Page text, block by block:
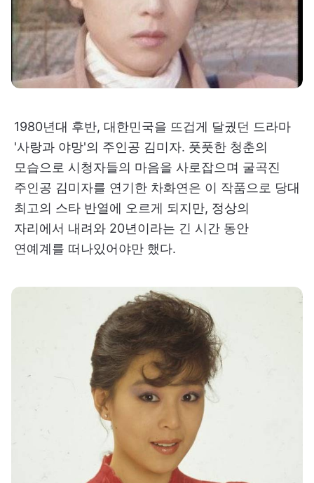
1980년대 후반, 대한민국을 뜨겁게 달궜던 드라마
'사랑과 야망'의 주인공 김미자. 풋풋한 청춘의
모습으로 시청자들의 마음을 사로잡으며 굴곡진
주인공 김미자를 연기한 차화연은 이 작품으로 당대
최고의 스타 반열에 오르게 되지만, 정상의
자리에서 내려와 20년이라는 긴 시간 동안
연예계를 떠나있어야만 했다.